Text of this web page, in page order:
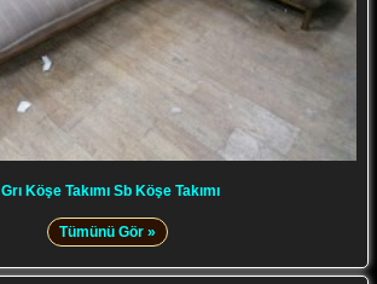
Grı Köşe Takımı Sb Köşe Takımı
Tümünü Gör »